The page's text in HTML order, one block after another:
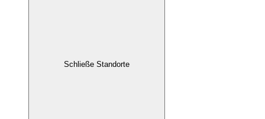
Schließe Standorte